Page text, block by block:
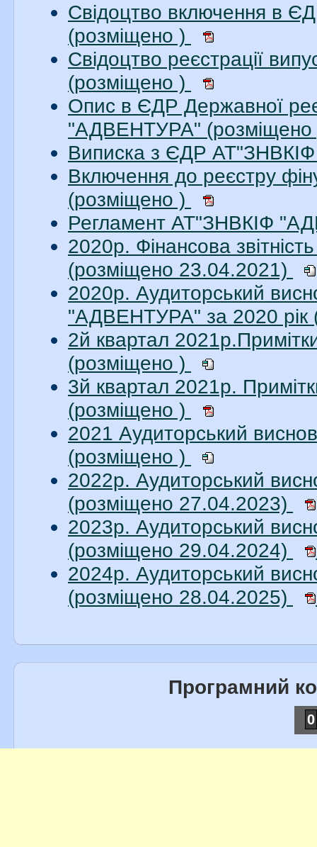
Свідоцтво включення в
(розміщено )
Свідоцтво реєстрації
(розміщено )
Опис в ЄДР Державної
"АДВЕНТУРА"
Виписка з ЄДР
Включення до реєстру
(розміщено )
Регламент АТ"ЗНВКІФ
2020р. Фінансова
(розміщено 23.04.2021)
2020р. Аудиторський
"АДВЕНТУРА" за 2020 рік
2й квартал
(розміщено )
3й квартал 2021р.
(розміщено )
2021 Аудиторський
(розміщено )
2022р. Аудиторський
(розміщено 27.04.2023)
2023р. Аудиторський
(розміщено 29.04.2024)
2024р. Аудиторський
(розміщено 28.04.2025)
Програмний
0